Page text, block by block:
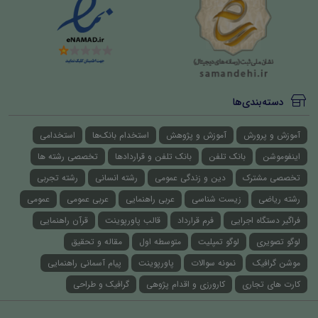
دسته‌بندی‌ها
آموزش و پرورش آموزش و پژوهش استخدام بانک‌ها
استخدامی
اینفوموشن
بانک تلفن بانک تلفن و قراردادها
تخصصی رشته ها
تخصصی مشترک
دین و زندگی عمومی رشته انسانی
رشته تجربی
رشته ریاضی
زیست شناسی عربی راهنمایی عربی عمومی
عمومی
فراگیر دستگاه اجرایی
فرم قرارداد قالب پاورپوینت
قرآن راهنمایی
لوگو تصویری
لوگو تمپلیت متوسطه اول
مقاله و تحقیق
موشن گرافیک
نمونه سوالات پاورپوینت
پیام آسمانی راهنمایی
کارت های تجاری
کارورزی و اقدام پژوهی گرافیک و طراحی